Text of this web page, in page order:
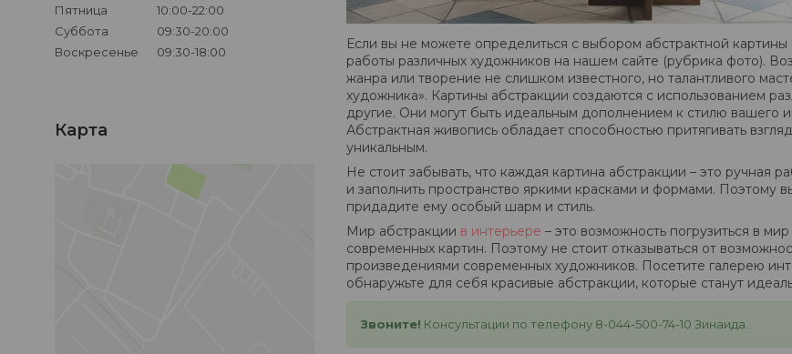
Если вы не можете определиться с выбором абстрактной
работы различных художников на нашем сайте (рубрика фото).
жанра или творение не слишком известного, но талантливого
художника». Картины абстракции создаются с использованием
другие. Они могут быть идеальным дополнением к стилю вашего
Абстрактная живопись обладает способностью притягивать
уникальным.
Не стоит забывать, что каждая картина абстракции – это ручная
и заполнить пространство яркими красками и формами. Поэтому
придадите ему особый шарм и стиль.
Мир абстракции в интерьере – это возможность погрузиться в
современных картин. Поэтому не стоит отказываться от
произведениями современных художников. Посетите галерею
обнаружьте для себя красивые абстракции, которые станут
Звоните! Консультации по телефону 8-044-500-74-10 Зинаида.
Пятница
10:00-22:00
Суббота
09:30-20:00
Воскресенье
09:30-18:00
Карта